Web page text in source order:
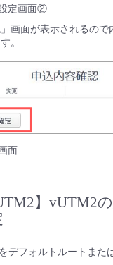
定画面②
」画面が表示されるの
。
面
】vUTM2
デフォルトルートまた